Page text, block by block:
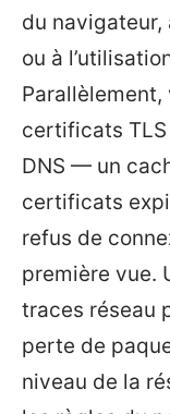
du navigateur,
ou à
Parallèlement,
certificats
DNS — un
certificats
refus de
première vue.
traces réseau
perte de
niveau de la